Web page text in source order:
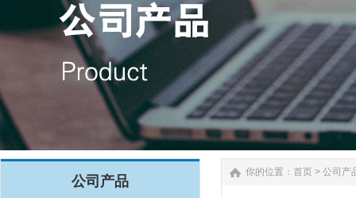
公司产品
你的位置： 首页 > 公司产